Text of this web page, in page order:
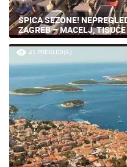
ŠPICA SEZONE!
ZAGREB – MACELJ,
41 PREGLED(A)